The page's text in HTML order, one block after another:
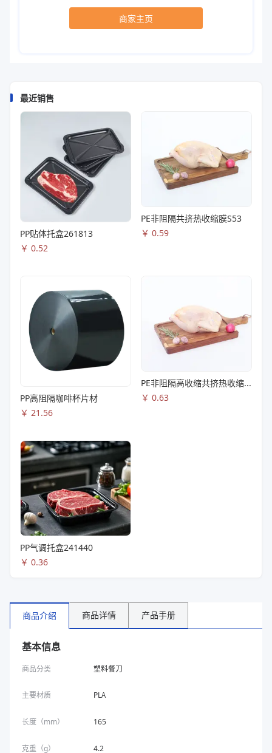
商家主页
最近销售
PP贴体托盒261813
￥ 0.52
PE非阻隔共挤热收缩膜S53
￥ 0.59
PP高阻隔咖啡杯片材
￥ 21.56
PE非阻隔高收缩共挤热收缩膜S83
￥ 0.63
PP气调托盒241440
￥ 0.36
商品介绍 商品详情 产品手册
基本信息
商品分类 塑料餐刀
主要材质 PLA
长度（mm） 165
克重（g） 4.2